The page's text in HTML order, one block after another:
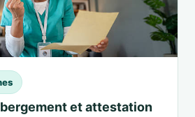
et attestation